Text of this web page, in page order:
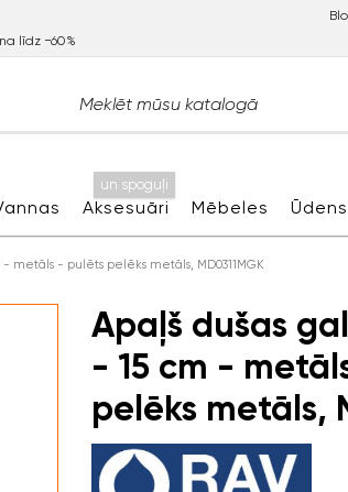
līdz −60%
Aksesuāri
un spoguļi
Mēbeles
metāls - pulēts pelēks metāls, MD0311MGK
Apaļš dušas
- 15 cm -
pelēks metāls,